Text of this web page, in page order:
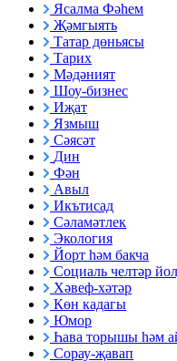
Ясалма Фәһем
Җәмгыять
Татар дөньясы
Тарих
Мәдәният
Шоу-бизнес
Иҗат
Язмыш
Сәясәт
Дин
Фән
Авыл
Икътисад
Сәламәтлек
Экология
Йорт һәм бакча
Социаль челтәр
Хәвеф-хәтәр
Көн кадагы
Юмор
Һава торышы һәм
Сорау-җавап